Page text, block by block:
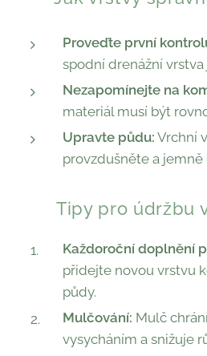
Proveďte první
spodní drenážní
Nezapomínejte na
materiál musí být
Upravte půdu: Vrchní
provzdušněte a
Tipy pro údržbu
Každoroční doplnění
přidejte novou vrstvu
půdy.
Mulčování: Mulč
vysycháním a snižuje